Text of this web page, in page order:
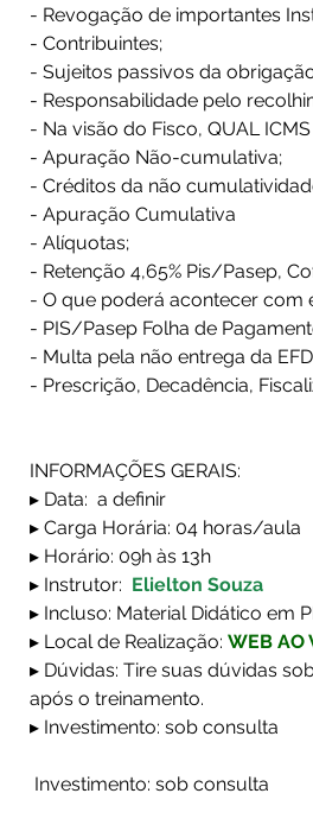
- Revogação de importantes
- Contribuintes;
- Sujeitos passivos da
- Responsabilidade pelo
- Na visão do Fisco, QUAL
- Apuração Não-cumulativa;
- Créditos da não
- Apuração Cumulativa
- Alíquotas;
- Retenção 4,65% Pis/Pasep,
- O que poderá acontecer com
- PIS/Pasep Folha de
- Multa pela não entrega da
- Prescrição, Decadência,
INFORMAÇÕES GERAIS:
▸ Data:  a definir
▸ Carga Horária: 04 horas/aula
▸ Horário: 09h às 13h
▸ Instrutor: Elielton Souza
▸ Incluso: Material Didático em
▸ Local de Realização: WEB AO
▸ Dúvidas: Tire suas dúvidas
após o treinamento.
▸ Investimento: sob consulta
Investimento: sob consulta